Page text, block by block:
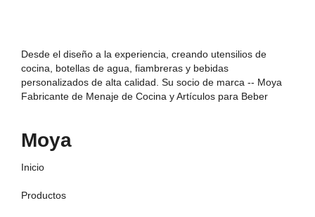
Desde el diseño a la experiencia, creando utensilios de
cocina, botellas de agua, fiambreras y bebidas
personalizados de alta calidad. Su socio de marca -- Moya
Fabricante de Menaje de Cocina y Artículos para Beber
Moya
Inicio
Productos